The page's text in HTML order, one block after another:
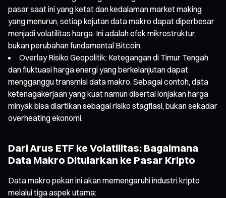
pasar saat ini yang ketat dan kedalaman market making
yang menurun, setiap kejutan data makro dapat diperbesar
menjadi volatilitas harga. Ini adalah efek mikrostruktur,
bukan perubahan fundamental Bitcoin.
Overlay Risiko Geopolitik: Ketegangan di Timur Tengah
dan fluktuasi harga energi yang berkelanjutan dapat
mengganggu transmisi data makro. Sebagai contoh, data
ketenagakerjaan yang kuat namun disertai lonjakan harga
minyak bisa diartikan sebagai risiko stagflasi, bukan sekadar
overheating ekonomi.
Dari Arus ETF ke Volatilitas: Bagaimana
Data Makro Ditularkan ke Pasar Kripto
Data makro pekan ini akan memengaruhi industri kripto
melalui tiga aspek utama: